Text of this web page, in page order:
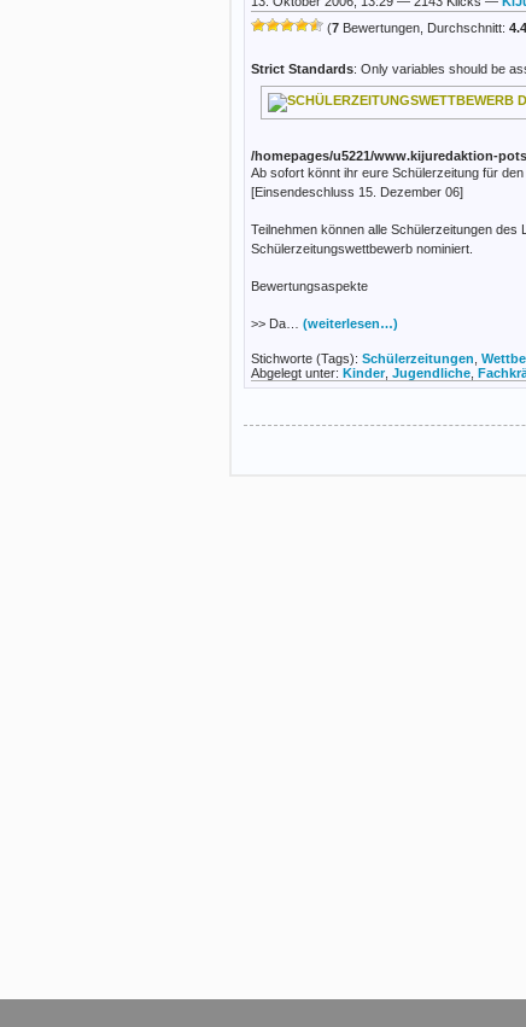
(7 Bewertungen, Durchschnitt:
Strict Standards: Only variables should be
/homepages/u5221/www.kijuredaktion-
Ab sofort könnt ihr eure Schülerzeitung für
[Einsendeschluss 15. Dezember 06]
Teilnehmen können alle Schülerzeitungen
Schülerzeitungswettbewerb nominiert.
Bewertungsaspekte
>> Da… (weiterlesen…)
Stichworte (Tags): Schülerzeitungen
Abgelegt unter: Kinder, Jugendliche